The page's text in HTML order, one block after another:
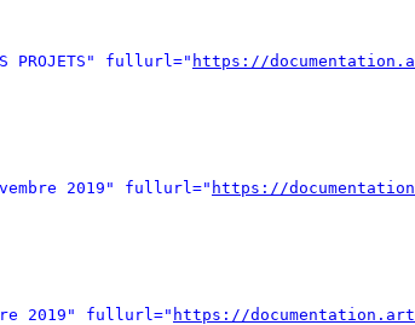
PROJETS" fullurl=" https://
2019" fullurl=" https://
2019" fullurl=" https://